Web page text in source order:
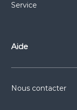
Service
Aide
Nous contacter